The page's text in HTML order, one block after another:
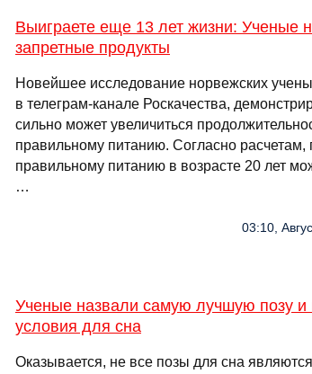
Выиграете еще 13 лет жизни: Ученые
запретные продукты
Новейшее исследование норвежских
в телеграм-канале Роскачества,
сильно может увеличиться
правильному питанию. Согласно расчетам,
правильному питанию в возрасте 20 лет
…
03:10,
Ученые назвали самую лучшую позу
условия для сна
Оказывается, не все позы для сна